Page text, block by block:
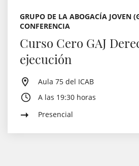
GRUPO DE LA ABOGACÍA JOVEN
CONFERENCIA
Curso Cero GAJ
ejecución
Aula 75 del ICAB
A las 19:30 horas
Presencial